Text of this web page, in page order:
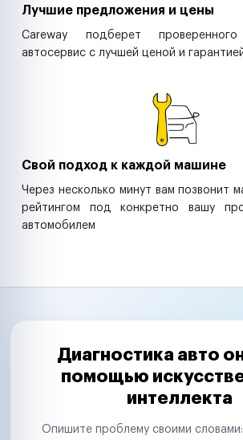
Лучшие предложения и цены
Careway подберет
автосервис с лучшей ценой и
Свой подход к каждой машине
Через несколько минут вам позвонит
рейтингом под конкретно вашу
автомобилем
Диагностика авто
помощью
интеллекта
Опишите проблему своими